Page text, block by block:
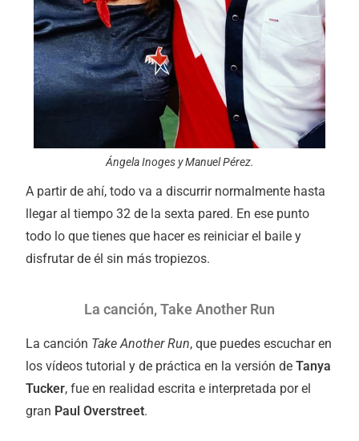
Ángela Inoges y Manuel Pérez.
A partir de ahí, todo va a discurrir normalmente hasta
llegar al tiempo 32 de la sexta pared. En ese punto
todo lo que tienes que hacer es reiniciar el baile y
disfrutar de él sin más tropiezos.
La canción, Take Another Run
La canción Take Another Run, que puedes escuchar en
los vídeos tutorial y de práctica en la versión deTanya
Tucker, fue en realidad escrita e interpretada por el
gran Paul Overstreet.